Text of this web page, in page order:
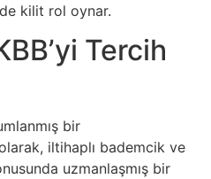
kilit rol oynar.
Tercih
bir
iltihaplı bademcik ve
uzmanlaşmış bir